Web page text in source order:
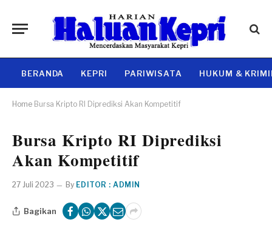
BERANDA KEPRI PARIWISATA HUKUM &
Home Bursa Kripto RI Diprediksi Akan Kompetitif
Bursa Kripto RI Diprediksi
Akan Kompetitif
27 Juli 2023 By EDITOR : ADMIN
Bagikan